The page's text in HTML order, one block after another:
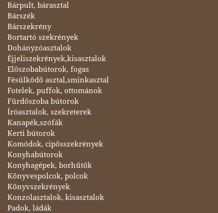
Bárpult, bárasztal
Bárszék
Bárszekrény
Bortartó szekrények
Dohányzóasztalok
Éjjeliszekrények,kisasztalok
Előszobabútorok, fogas
Fésülködő asztal,sminkasztal
Fotelek, puffok, ottománok
Fürdőszoba bútorok
Íróasztalok, szekreterek
Kanapék,szófák
Kerti bútorok
Komódok, cipősszekrények
Konyhabútorok
Konyhagépek, borhűtők
Könyvespolcok, polcok
Könyvszekrények
Konzolasztalok, kisasztalok
Padok, ládák